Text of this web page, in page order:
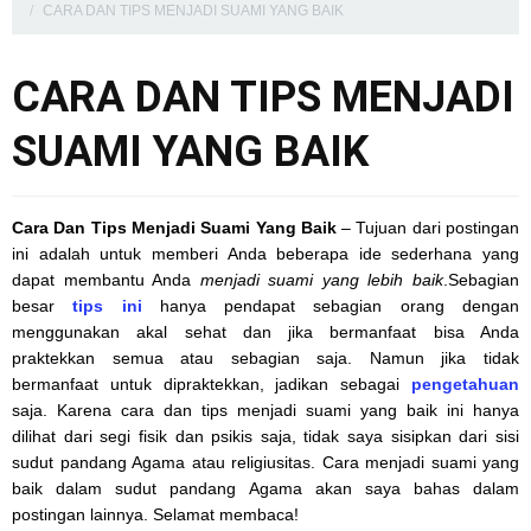
CARA DAN TIPS MENJADI SUAMI YANG BAIK
CARA DAN TIPS MENJADI
SUAMI YANG BAIK
Cara Dan Tips Menjadi Suami Yang Baik– Tujuan dari postingan
ini adalah untuk memberi Anda beberapa ide sederhana yang
dapat membantu Anda menjadi suami yang lebih baik.Sebagian
besartips ini hanya pendapat sebagian orang dengan
menggunakan akal sehat dan jika bermanfaat bisa Anda
praktekkan semua atau sebagian saja. Namun jika tidak
bermanfaat untuk dipraktekkan, jadikan sebagai pengetahuan
saja. Karena cara dan tips menjadi suami yang baik ini hanya
dilihat dari segi fisik dan psikis saja, tidak saya sisipkan dari sisi
sudut pandang Agama atau religiusitas. Cara menjadi suami yang
baik dalam sudut pandang Agama akan saya bahas dalam
postingan lainnya. Selamat membaca!